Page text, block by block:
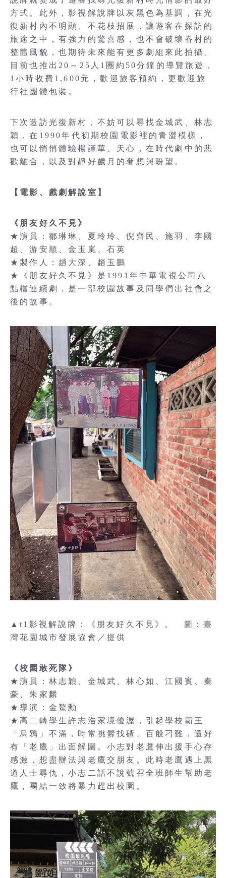
方式。此外，影視解說牌以灰黑色為基調，在光
復新村內不明顯、不花枝招展，讓遊客在探訪的
旅途之中，有強力的驚喜感，也不會破壞眷村的
整體風貌，也期待未來能有更多劇組來此拍攝。
目前也推出20～25人1團約50分鐘的導覽旅遊，
1小時收費1,600元，歡迎旅客預約，更歡迎旅
行社團體包裝。
下次造訪光復新村，不妨可以尋找金城武、林志
穎，在1990年代初期校園電影裡的青澀模樣，
也可以悄悄體驗楊謹華、天心，在時代劇中的悲
歡離合，以及對靜好歲月的奢想與盼望。
【電影、戲劇解說室】
《朋友好久不見》
★演員：鄒琳琳、夏玲玲、倪齊民、施羽、李國
超、游安順、金玉嵐、石英
★製作人：趙大深、趙玉鵬
★《朋友好久不見》是1991年中華電視公司八
點檔連續劇，是一部校園故事及同學們出社會之
後的故事。
▲t1影視解說牌：《朋友好久不見》。 圖：臺
灣花園城市發展協會／提供
《校園敢死隊》
★演員：林志穎、金城武、林心如、江國賓、秦
豪、朱家麟
★導演：金鰲勳
★高二轉學生許志浩家境優渥，引起學校霸王
「烏鴉」不滿，時常挑釁找碴、百般刁難，還好
有「老鷹」出面解圍。小志對老鷹伸出援手心存
感激，想盡辦法與老鷹交朋友。此時老鷹遇上黑
道人士尋仇，小志二話不說號召全班師生幫助老
鷹，團結一致將暴力趕出校園。